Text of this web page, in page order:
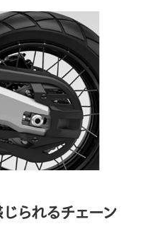
られるチェーン